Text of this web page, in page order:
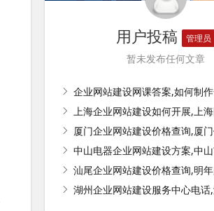
用户投稿 管理员
暂未发布任何文章
企业网站建设网课答案,如何制作一个企业网站，建设网
上海企业网站建设如何开展,上海网
厦门企业网站建设价格查询,厦门亿联网络
中山电器企业网站建设方案,中山市国美电器制
汕尾企业网站建设价格查询,明年起汕尾车站公园等区域率先
湖州企业网站建设服务中心电话,湖州哪个网